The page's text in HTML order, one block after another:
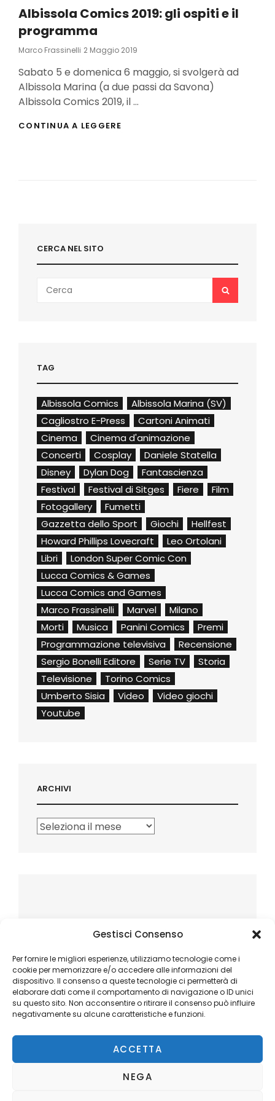
Gestisci Consenso
Per fornire le migliori esperienze, utilizziamo tecnologie come i
cookie per memorizzare e/o accedere alle informazioni del
dispositivo. Il consenso a queste tecnologie ci permetterà di
elaborare dati come il comportamento di navigazione o ID unici
su questo sito. Non acconsentire o ritirare il consenso può influire
negativamente su alcune caratteristiche e funzioni.
ACCETTA
NEGA
Albissola Comics 2019: gli ospiti e il
programma
Marco Frassinelli Posted
2 Maggio 2019
Sabato 5 e domenica 6 maggio, si svolgerà ad
Albissola Marina (a due passi da Savona)
Albissola Comics 2019, il …
CONTINUA A LEGGERE
CERCA NEL SITO
for:
SEARCH
TAG
Albissola Comics
Albissola Marina (SV)
Cagliostro E-Press
Cartoni Animati
Cinema
Cinema d'animazione
Concerti
Cosplay
Daniele Statella
Disney
Dylan Dog
Fantascienza
Festival
Festival di Sitges Fiere
Film
Fotogallery
Fumetti
Gazzetta dello Sport
Giochi
Hellfest
Howard Phillips Lovecraft
Leo Ortolani
Libri
London Super Comic Con
Lucca Comics & Games
Lucca Comics and Games
Marco Frassinelli
Marvel
Milano
Morti
Musica Panini Comics
Premi
Programmazione televisiva
Recensione
Sergio Bonelli Editore
Serie TV
Storia
Televisione
Torino Comics
Umberto Sisia
Video
Video giochi
Youtube
ARCHIVI
Archivi